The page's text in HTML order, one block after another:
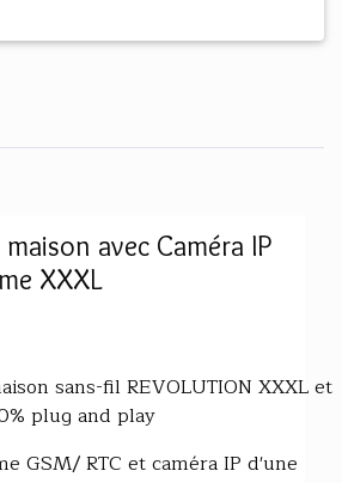
avec Caméra IP
XXXL
sans-fil REVOLUTION XXXL et
plug and play
GSM/ RTC et caméra IP d'une